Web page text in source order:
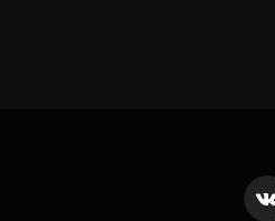
VKontakte